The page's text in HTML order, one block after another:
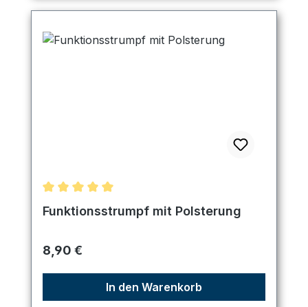
Durchschnittliche Bewertung von 5 von 5 Sternen
Funktionsstrumpf mit Polsterung
Regulärer Preis:
8,90 €
In den Warenkorb